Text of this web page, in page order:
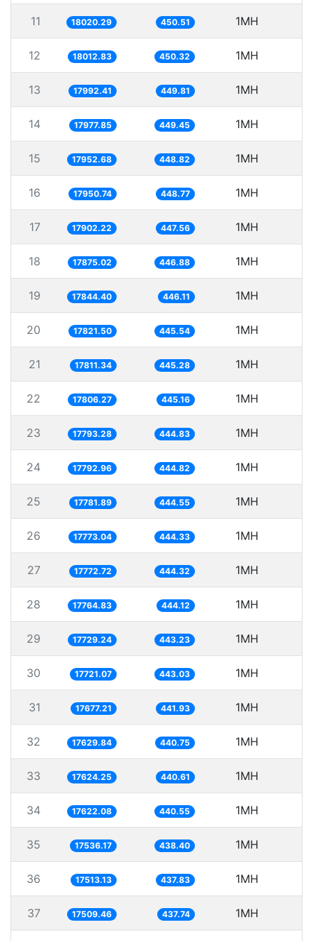
11 18020.29 450.51 1MH
12 18012.83 450.32 1MH
13 17992.41 449.81 1MH
14 17977.85 449.45 1MH
15 17952.68 448.82 1MH
16 17950.74 448.77 1MH
17 17902.22 447.56 1MH
18 17875.02 446.88 1MH
19 17844.40 446.11 1MH
20 17821.50 445.54 1MH
21 17811.34 445.28 1MH
22 17806.27 445.16 1MH
23 17793.28 444.83 1MH
24 17792.96 444.82 1MH
25 17781.89 444.55 1MH
26 17773.04 444.33 1MH
27 17772.72 444.32 1MH
28 17764.83 444.12 1MH
29 17729.24 443.23 1MH
30 17721.07 443.03 1MH
31 17677.21 441.93 1MH
32 17629.84 440.75 1MH
33 17624.25 440.61 1MH
34 17622.08 440.55 1MH
35 17536.17 438.40 1MH
36 17513.13 437.83 1MH
37 17509.46 437.74 1MH